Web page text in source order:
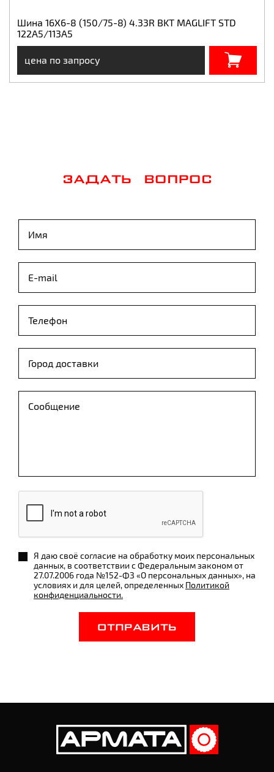
Шина 16X6-8 (150/75-8) 4.33R BKT MAGLIFT STD
122A5/113A5
цена по запросу
ЗАДАТЬ ВОПРОС
Я даю своё согласие на обработку моих персональных
данных, в соответствии с Федеральным законом от
27.07.2006 года №152-ФЗ «О персональных данных», на
условиях и для целей, определенных Политикой
конфиденциальности.
ОТПРАВИТЬ